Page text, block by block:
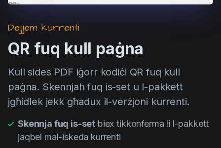
Dejjem kurrenti
QR fuq kull paġna
Kull sides PDF iġorr kodiċi QR fuq kull
paġna. Skennjah fuq is-set u l-pakkett
jgħidlek jekk għadux il-verżjoni kurrenti.
Skennja fuq is-set biex tikkonferma li l-pakkett
jaqbel mal-iskeda kurrenti